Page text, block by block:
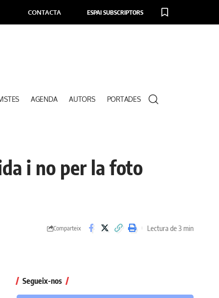
CONTACTA ESPAI SUBSCRIPTORS
AGENDA AUTORS PORTADES
i no per la foto
Comparteix Lectura de 3 min
Segueix-nos